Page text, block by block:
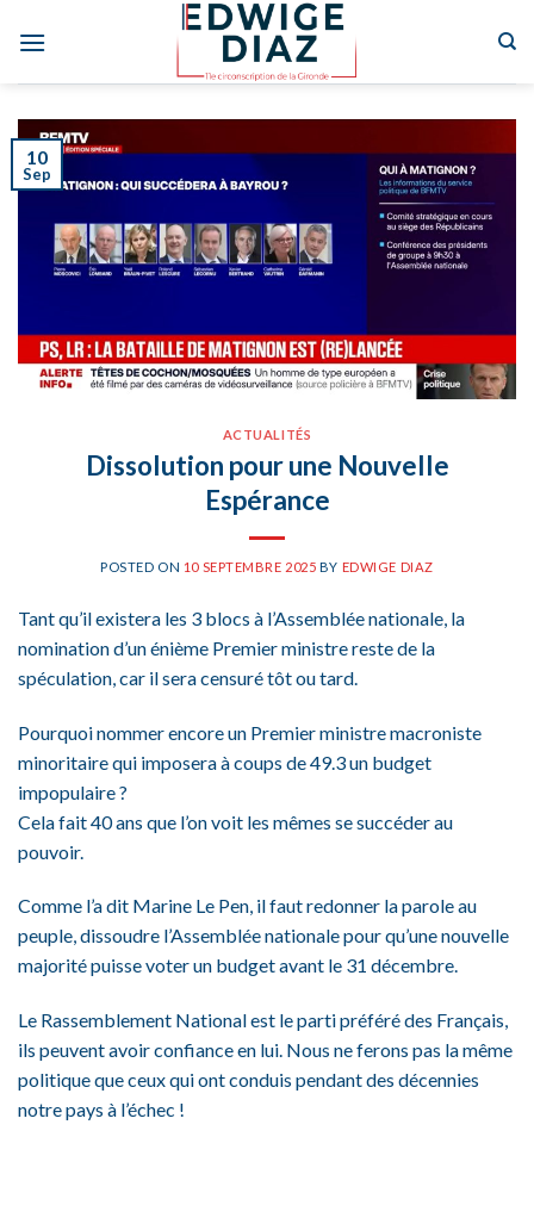
10
Sep
ACTUALITÉS
Dissolution pour une Nouvelle
Espérance
POSTED ON 10 SEPTEMBRE 2025 BY EDWIGE DIAZ
Tant qu’il existera les 3 blocs à l’Assemblée nationale, la
nomination d’un énième Premier ministre reste de la
spéculation, car il sera censuré tôt ou tard.
Pourquoi nommer encore un Premier ministre macroniste
minoritaire qui imposera à coups de 49.3 un budget
impopulaire ?
Cela fait 40 ans que l’on voit les mêmes se succéder au
pouvoir.
Comme l’a dit Marine Le Pen, il faut redonner la parole au
peuple, dissoudre l’Assemblée nationale pour qu’une nouvelle
majorité puisse voter un budget avant le 31 décembre.
Le Rassemblement National est le parti préféré des Français,
ils peuvent avoir confiance en lui. Nous ne ferons pas la même
politique que ceux qui ont conduis pendant des décennies
notre pays à l’échec !